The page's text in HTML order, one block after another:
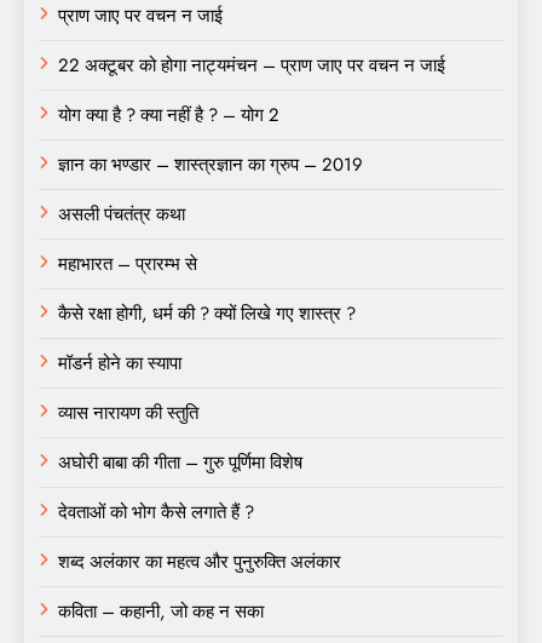
प्राण जाए पर वचन न जाई
22 अक्टूबर को होगा नाट्यमंचन – प्राण जाए पर वचन न जाई
योग क्या है ? क्या नहीं है ? – योग 2
ज्ञान का भण्डार – शास्त्रज्ञान का ग्रुप – 2019
असली पंचतंत्र कथा
महाभारत – प्रारम्भ से
कैसे रक्षा होगी, धर्म की ? क्यों लिखे गए शास्त्र ?
मॉडर्न होने का स्यापा
व्यास नारायण की स्तुति
अघोरी बाबा की गीता – गुरु पूर्णिमा विशेष
देवताओं को भोग कैसे लगाते हैं ?
शब्द अलंकार का महत्व और पुनुरुक्ति अलंकार
कविता – कहानी, जो कह न सका